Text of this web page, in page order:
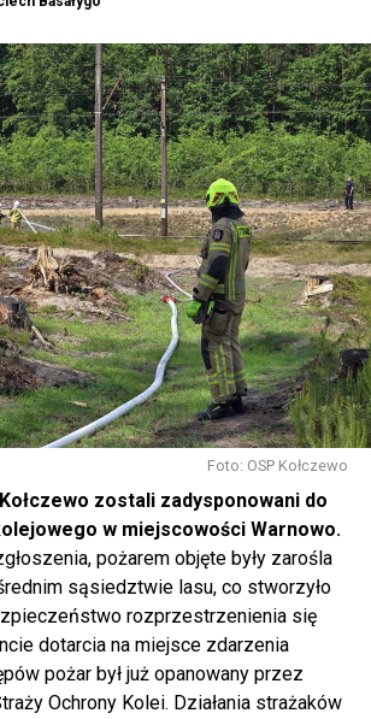
będą odbywały się już od rana, jednak
zachęcamy do udziału w
rozpoczną się o 14.30 w namiotach
biblioteką. Będziecie mogli m.in.
się makramowych splotów, napisać
w warsztatach fotograficznych i
obraz, zrobić grafitti czy
sojową świeczkę.
będzie Magda Anioł, której koncert
wspólnie na nowo odkryjemy Wolin
w czasie za sprawą Centrum Słowian i
miasto z przewodnikiem (start
godzinie 19.00 w kolegiacie
koncertu w wykonaniu
będzie koncert w wykonaniu
Foto: OSP Kołczewo
zostali zadysponowani do
w miejscowości Warnowo.
pożarem objęte były zarośla
sąsiedztwie lasu, co stworzyło
rozprzestrzenienia się
dotarcia na miejsce zdarzenia
pożar był już opanowany przez
Ochrony Kolei. Działania strażaków